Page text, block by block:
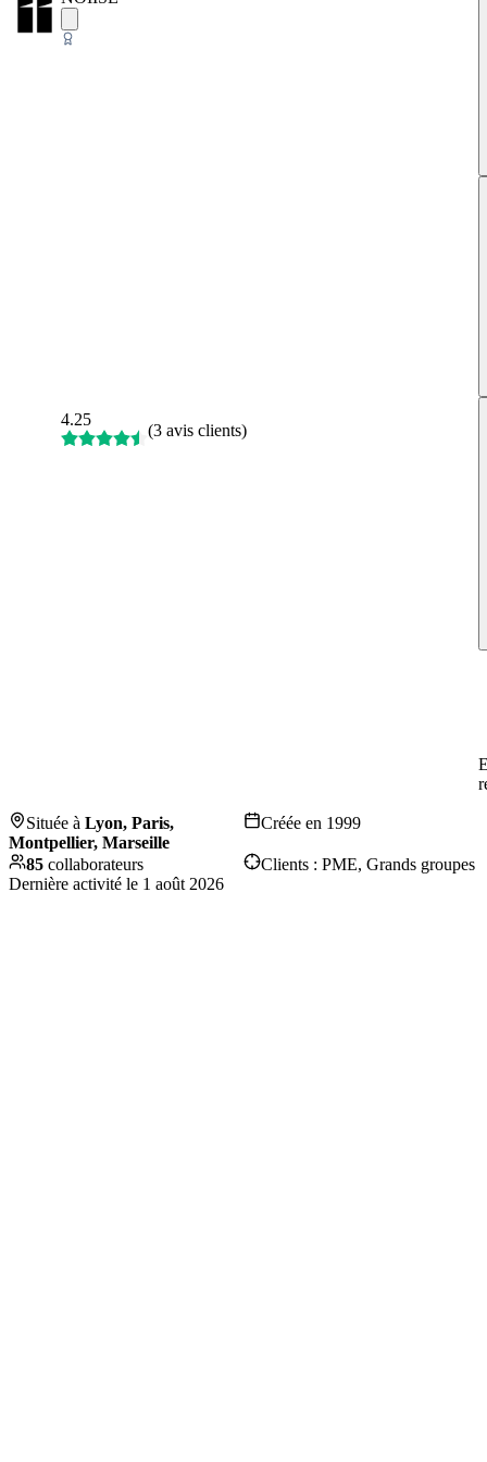
4.25
(3 avis clients)
Située à Lyon, Paris,
Montpellier, Marseille
Créée en 1999
85 collaborateurs Clients : PME, Grands groupes
Dernière activité le 1 août 2026